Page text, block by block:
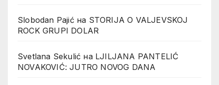
Slobodan Pajićна STORIJA O VALJEVSKOJ
ROCK GRUPI DOLAR
Svetlana Sekulić на LJILJANA PANTELIĆ
NOVAKOVIĆ: JUTRO NOVOG DANA